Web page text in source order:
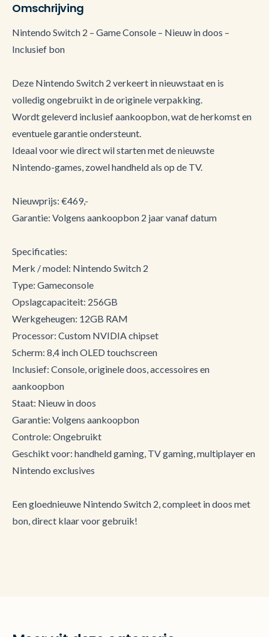
Omschrijving
Nintendo Switch 2 – Game Console – Nieuw in doos –
Inclusief bon
Deze Nintendo Switch 2 verkeert in nieuwstaat en is
volledig ongebruikt in de originele verpakking.
Wordt geleverd inclusief aankoopbon, wat de herkomst en
eventuele garantie ondersteunt.
Ideaal voor wie direct wil starten met de nieuwste
Nintendo-games, zowel handheld als op de TV.
Nieuwprijs: €469,-
Garantie: Volgens aankoopbon 2 jaar vanaf datum
Specificaties:
Merk / model: Nintendo Switch 2
Type: Gameconsole
Opslagcapaciteit: 256GB
Werkgeheugen: 12GB RAM
Processor: Custom NVIDIA chipset
Scherm: 8,4 inch OLED touchscreen
Inclusief: Console, originele doos, accessoires en
aankoopbon
Staat: Nieuw in doos
Garantie: Volgens aankoopbon
Controle: Ongebruikt
Geschikt voor: handheld gaming, TV gaming, multiplayer en
Nintendo exclusives
Een gloednieuwe Nintendo Switch 2, compleet in doos met
bon, direct klaar voor gebruik!